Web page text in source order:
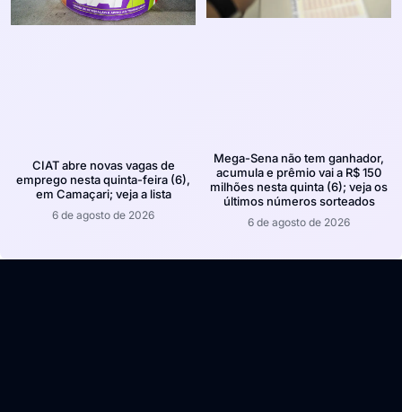
CIAT abre novas vagas de
emprego nesta quinta-feira (6),
em Camaçari; veja a lista
6 de agosto de 2026
Mega-Sena não tem ganhador,
acumula e prêmio vai a R$ 150
milhões nesta quinta (6); veja os
últimos números sorteados
6 de agosto de 2026